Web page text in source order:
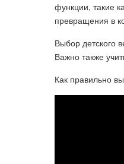
функции, такие
превращения в
Выбор детского
Важно также
Как правильно